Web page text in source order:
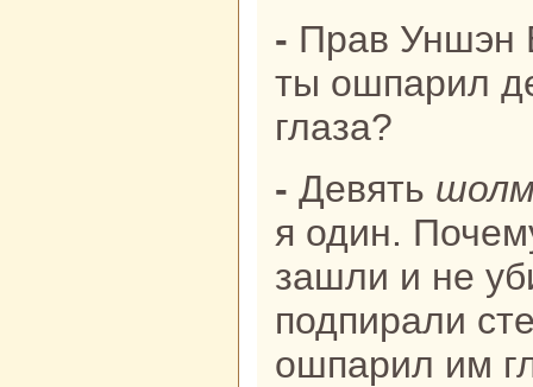
- Пpaв Уншэн Боро-парень. Зачем
ты ошпарил
глаза?
- Девять
я один.
зашли и не
подпиpaли
ошпарил им